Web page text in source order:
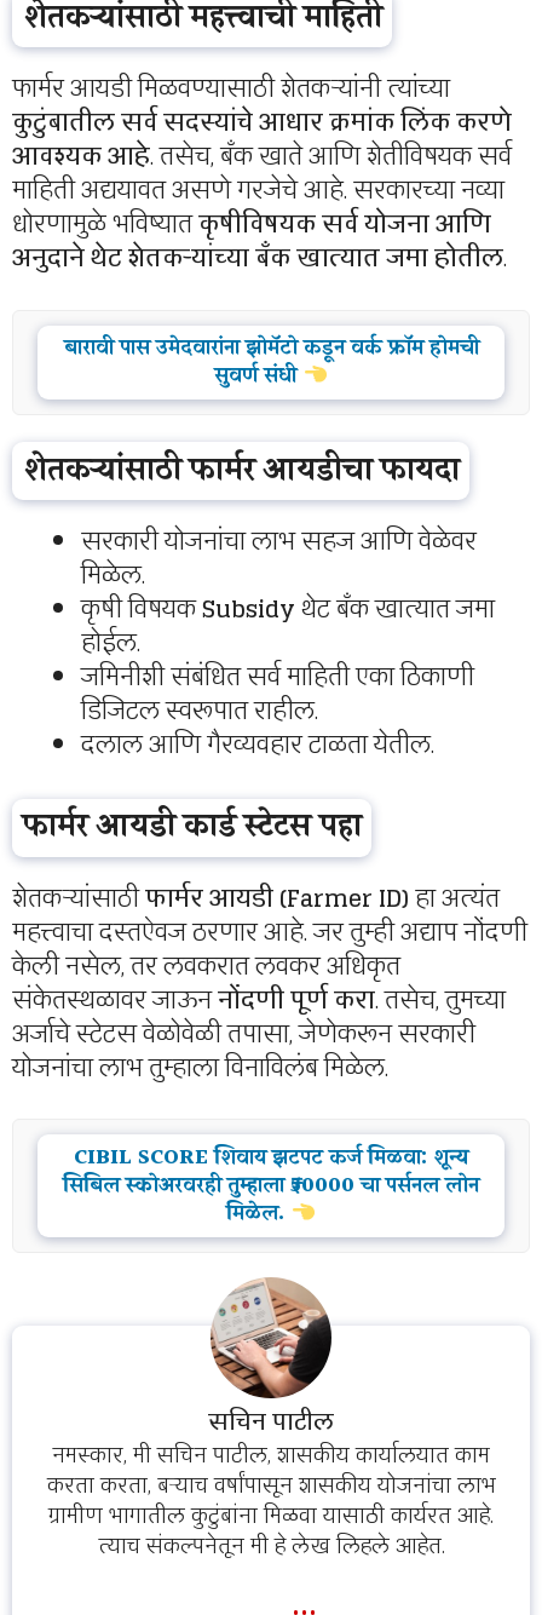
शेतकऱ्यांसाठी महत्त्वाची माहिती
फार्मर आयडी मिळवण्यासाठी शेतकऱ्यांनी त्यांच्या
कुटुंबातील सर्व सदस्यांचे आधार क्रमांक लिंक करणे
आवश्यक आहे. तसेच, बँक खाते आणि शेतीविषयक सर्व
माहिती अद्ययावत असणे गरजेचे आहे. सरकारच्या नव्या
धोरणामुळे भविष्यातकृषीविषयक सर्व योजना आणि
अनुदाने थेट शेतकऱ्यांच्या बँक खात्यात जमा होतील.
बारावी पास उमेदवारांना झोमॅटो कडून वर्क फ्रॉम होमची
सुवर्ण संधी
शेतकऱ्यांसाठी फार्मर आयडीचा फायदा
सरकारी योजनांचा लाभ सहज आणि वेळेवर
मिळेल.
कृषी विषयकSubsidyथेट बँक खात्यात जमा
होईल.
जमिनीशी संबंधित सर्व माहिती एका ठिकाणी
डिजिटल स्वरूपात राहील.
दलाल आणि गैरव्यवहार टाळता येतील.
फार्मर आयडी कार्ड स्टेटस पहा
शेतकऱ्यांसाठीफार्मर आयडी (Farmer ID)हा अत्यंत
महत्त्वाचा दस्तऐवज ठरणार आहे. जर तुम्ही अद्याप नोंदणी
केली नसेल, तर लवकरात लवकर अधिकृत
संकेतस्थळावर जाऊननोंदणी पूर्ण करा. तसेच, तुमच्या
अर्जाचे स्टेटस वेळोवेळी तपासा, जेणेकरून सरकारी
योजनांचा लाभ तुम्हाला विनाविलंब मिळेल.
CIBIL SCORE शिवाय झटपट कर्ज मिळवा: शून्य
सिबिल स्कोअरवरही तुम्हाला ₹50000 चा पर्सनल लोन
मिळेल.
सचिन पाटील
नमस्कार, मी सचिन पाटील, शासकीय कार्यालयात काम
करता करता, बऱ्याच वर्षांपासून शासकीय योजनांचा लाभ
ग्रामीण भागातील कुटुंबांना मिळवा यासाठी कार्यरत आहे.
त्याच संकल्पनेतून मी हे लेख लिहले आहेत.
...